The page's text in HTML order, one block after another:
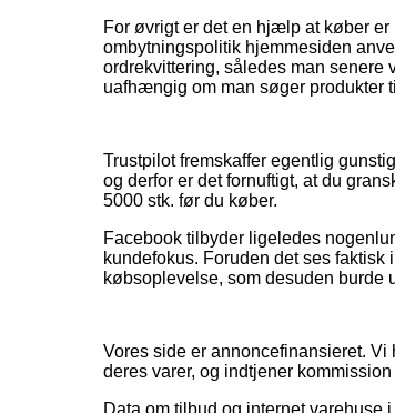
For øvrigt er det en hjælp at køber
ombytningspolitik hjemmesiden
ordrekvittering, således man senere
uafhængig om man søger produkter
Trustpilot fremskaffer egentlig
og derfor er det fornuftigt, at du
5000 stk. før du køber.
Facebook tilbyder ligeledes
kundefokus. Foruden det ses
købsoplevelse, som desuden burde
Vores side er annoncefinansieret.
deres varer, og indtjener
Data om tilbud og internet varehuse